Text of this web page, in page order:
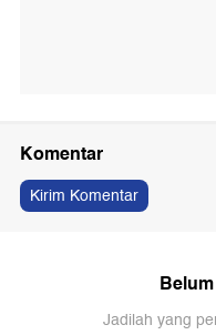
Komentar
Kirim Komentar
Jadilah yang